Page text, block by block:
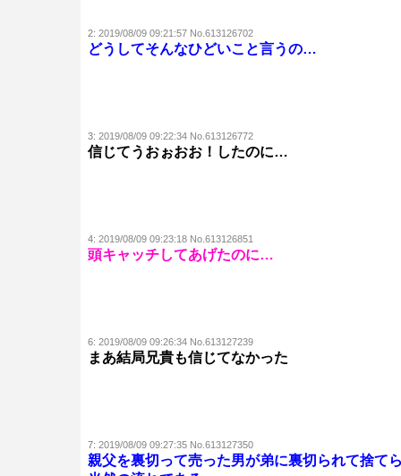
2: 2019/08/09 09:21:57 No.613126702
どうしてそんなひどいこと言うの…
3: 2019/08/09 09:22:34 No.613126772
信じてうおぉおお！したのに…
4: 2019/08/09 09:23:18 No.613126851
頭キャッチしてあげたのに…
6: 2019/08/09 09:26:34 No.613127239
まあ結局兄貴も信じてなかった
7: 2019/08/09 09:27:35 No.613127350
親父を裏切って売った男が弟に裏切られて捨て